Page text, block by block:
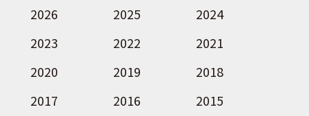
2026 2025
2024
2023
2022
2021
2020
2019
2018
2017
2016
2015